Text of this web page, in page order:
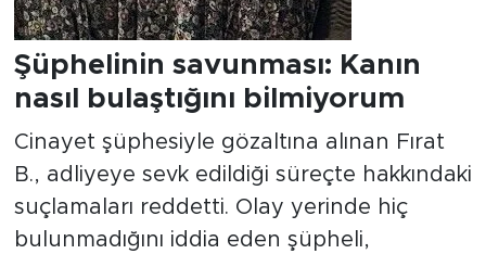
Şüphelinin savunması: Kanın
nasıl bulaştığını bilmiyorum
Cinayet şüphesiyle gözaltına alınan Fırat
B., adliyeye sevk edildiği süreçte hakkındaki
suçlamaları reddetti. Olay yerinde hiç
bulunmadığını iddia eden şüpheli,